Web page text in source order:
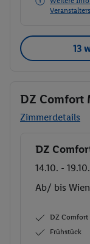
Veranstalters
13
DZ Comfort
Zimmerdetails
Buchen
DZ
14.10. -
Ab/ bis
DZ Comfort
Frühstück